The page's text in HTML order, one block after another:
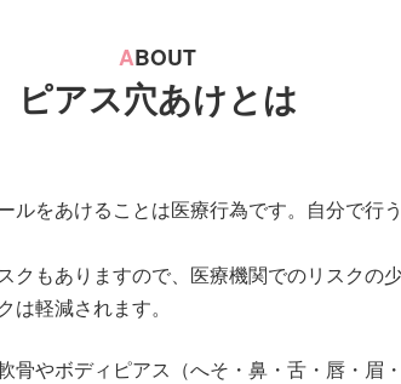
ABOUT
ピアス穴あけとは
ルをあけることは医療行為です。自分で行
もありますので、医療機関でのリスクの
軽減されます。
やボディピアス（へそ・鼻・舌・唇・眉